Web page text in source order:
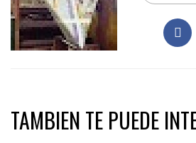
TAMBIEN TE PUEDE